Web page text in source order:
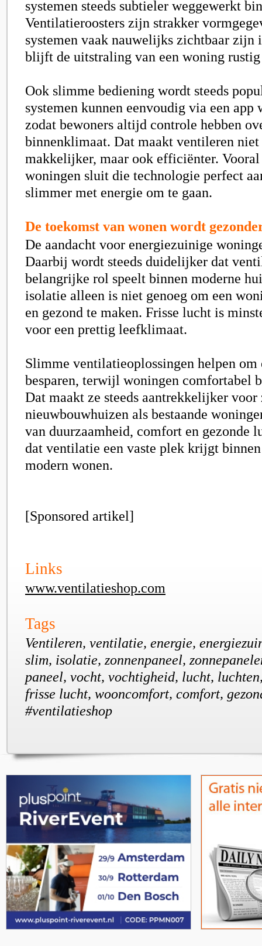
systemen steeds subtieler weggewerkt
Ventilatieroosters zijn strakker
systemen vaak nauwelijks zichtbaar zijn
blijft de uitstraling van een woning rustig
Ook slimme bediening wordt steeds
systemen kunnen eenvoudig via een app
zodat bewoners altijd controle hebben
binnenklimaat. Dat maakt ventileren niet
makkelijker, maar ook efficiënter.
woningen sluit die technologie perfect
slimmer met energie om te gaan.
De toekomst van wonen wordt
De aandacht voor energiezuinige
Daarbij wordt steeds duidelijker dat
belangrijke rol speelt binnen moderne
isolatie alleen is niet genoeg om een
en gezond te maken. Frisse lucht is
voor een prettig leefklimaat.
Slimme ventilatieoplossingen helpen om
besparen, terwijl woningen comfortabel
Dat maakt ze steeds aantrekkelijker voor
nieuwbouwhuizen als bestaande
van duurzaamheid, comfort en gezonde
dat ventilatie een vaste plek krijgt
modern wonen.
[Sponsored artikel]
Links
www.ventilatieshop.com
Tags
Ventileren, ventilatie, energie,
slim, isolatie, zonnenpaneel,
paneel, vocht, vochtigheid, lucht,
frisse lucht, wooncomfort, comfort,
#ventilatieshop